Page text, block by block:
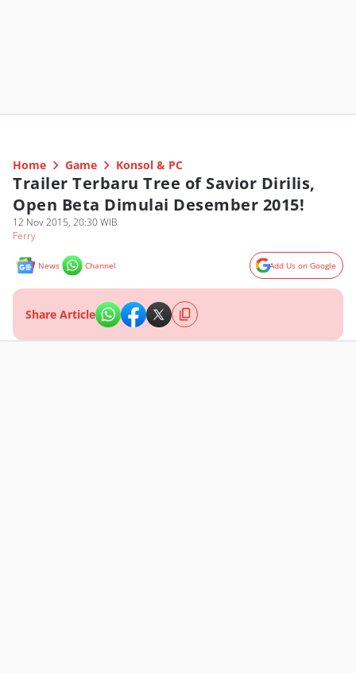
Home Game Konsol & PC
Trailer Terbaru Tree of Savior Dirilis,
Open Beta Dimulai Desember 2015!
12 Nov 2015, 20:30 WIB
Ferry
News Channel Add Us on Google
Share Article